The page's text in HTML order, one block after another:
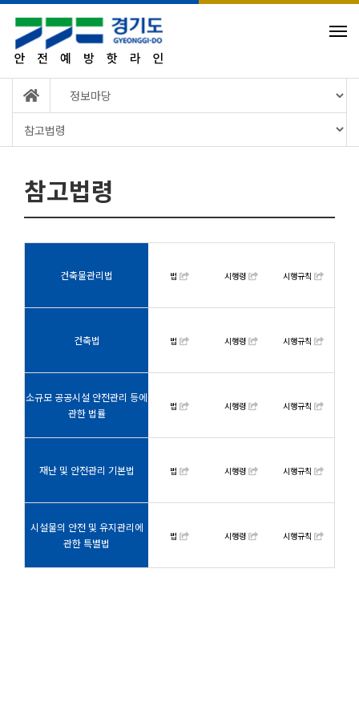
참고법령
건축물관리법 법 시행령 시행규칙
건축법 법 시행령 시행규칙
소규모 공공시설 안전관리 등에
관한 법률
법 시행령 시행규칙
재난 및 안전관리 기본법 법 시행령 시행규칙
시설물의 안전 및 유지관리에
관한 특별법
법 시행령 시행규칙